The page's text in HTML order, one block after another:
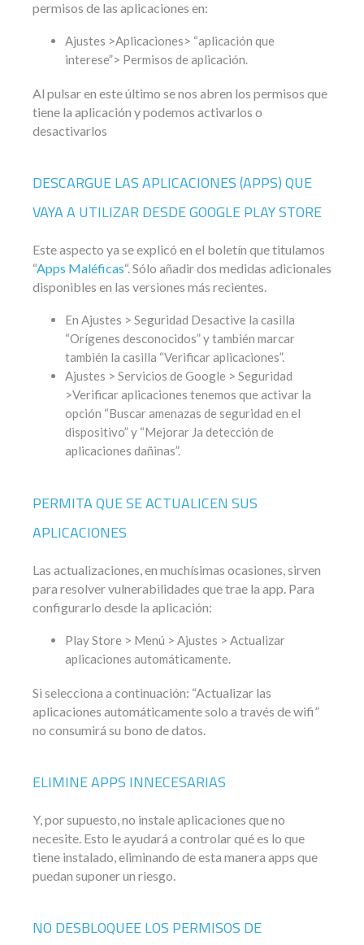
permisos de las aplicaciones en:
Ajustes >Aplicaciones> “aplicación que
interese”> Permisos de aplicación.
Al pulsar en este último se nos abren los permisos que
tiene la aplicación y podemos activarlos o
desactivarlos
DESCARGUE LAS APLICACIONES (APPS) QUE
VAYA A UTILIZAR DESDE GOOGLE PLAY STORE
Este aspecto ya se explicó en el boletín que titulamos
“Apps Maléficas“. Sólo añadir dos medidas adicionales
disponibles en las versiones más recientes.
En Ajustes > Seguridad Desactive la casilla
“Orígenes desconocidos” y también marcar
también la casilla “Verificar aplicaciones”.
Ajustes > Servicios de Google > Seguridad
>Verificar aplicaciones tenemos que activar la
opción “Buscar amenazas de seguridad en el
dispositivo” y “Mejorar Ja detección de
aplicaciones dañinas”.
PERMITA QUE SE ACTUALICEN SUS
APLICACIONES
Las actualizaciones, en muchísimas ocasiones, sirven
para resolver vulnerabilidades que trae la app. Para
configurarlo desde la aplicación:
Play Store > Menú > Ajustes > Actualizar
aplicaciones automáticamente.
Si selecciona a continuación: “Actualizar las
aplicaciones automáticamente solo a través de wifi”
no consumirá su bono de datos.
ELIMINE APPS INNECESARIAS
Y, por supuesto, no instale aplicaciones que no
necesite. Esto le ayudará a controlar qué es lo que
tiene instalado, eliminando de esta manera apps que
puedan suponer un riesgo.
NO DESBLOQUEE LOS PERMISOS DE